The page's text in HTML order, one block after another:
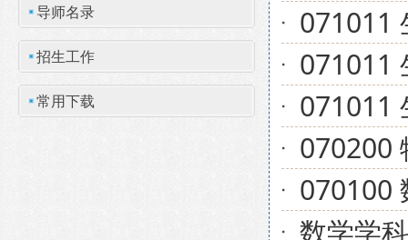
导师名录
招生工作
常用下载
071011
071011
071011
070200
070100
数学学